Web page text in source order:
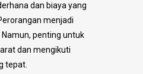
dan biaya yang
menjadi
penting untuk
dan mengikuti
tepat.